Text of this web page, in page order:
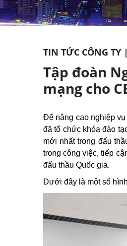
TIN TỨC CÔNG TY |
Tập đoàn
mạng cho
Để nâng cao nghiệp
đã tổ chức khóa đào
mới nhất trong đấu
trong công việc, tiếp
đấu thầu Quốc gia.
Dưới đây là một số